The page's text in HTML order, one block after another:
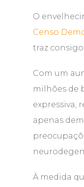
O
Censo
traz
Com um
milhões de
expressiva,
apenas
À medida